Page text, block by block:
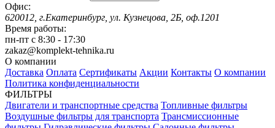
Офис:
620012, г.Екатеринбург, ул. Кузнецова, 2Б, оф.1201
Время работы:
пн-пт с 8:30 - 17:30
zakaz@komplekt-tehnika.ru
О компании
Доставка Оплата Сертификаты Акции Контакты О компании
Политика конфиденциальности
ФИЛЬТРЫ
Двигатели и транспортные средства Топливные фильтры
Воздушные фильтры для транспорта Трансмиссионные